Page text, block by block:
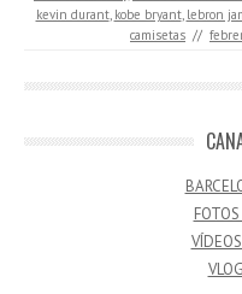
kevin durant, kobe bryant, lebron
camisetas //